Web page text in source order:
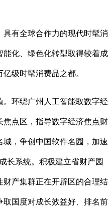
有全球合作力的现代时髦消
化、绿色化转型取得较着成
级时髦消费品之都。
环绕广州人工智能取数字经
点区，指导数字经济焦点财
，争创中国软件名园，加速
长系统。积极建立省财产园
产集群正在开辟区的合理结
国度对成长效益好、排名前